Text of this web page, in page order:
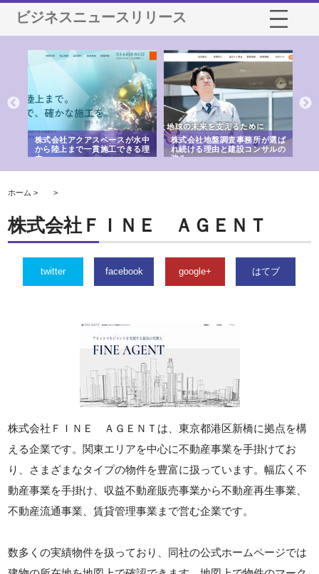
ビジネスニュースリリース
株式会社アクアスペースが水中
から陸上まで一貫施工できる理
由
株式会社地盤調査事務所が選ば
れ続ける理由と建設コンサルの
強み
ホーム > >
株式会社ＦＩＮＥ ＡＧＥＮＴ
twitter facebook google+ はてブ
株式会社ＦＩＮＥ ＡＧＥＮＴは、東京都港区新橋に拠点を構
える企業です。関東エリアを中心に不動産事業を手掛けてお
り、さまざまなタイプの物件を豊富に扱っています。幅広く不
動産事業を手掛け、収益不動産販売事業から不動産再生事業、
不動産流通事業、賃貸管理事業まで営む企業です。
数多くの実績物件を扱っており、同社の公式ホームページでは